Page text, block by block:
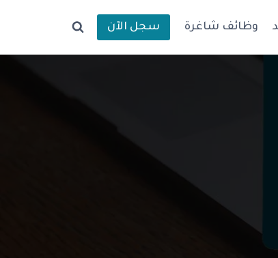
وظائف شاغرة سجل الآن